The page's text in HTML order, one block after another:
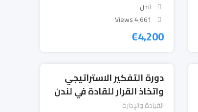
لندن
4٬661 Views
€4,200
دورة التفكير الاستراتيجي
واتخاذ القرار للقادة في لندن
القيادة والإدارة